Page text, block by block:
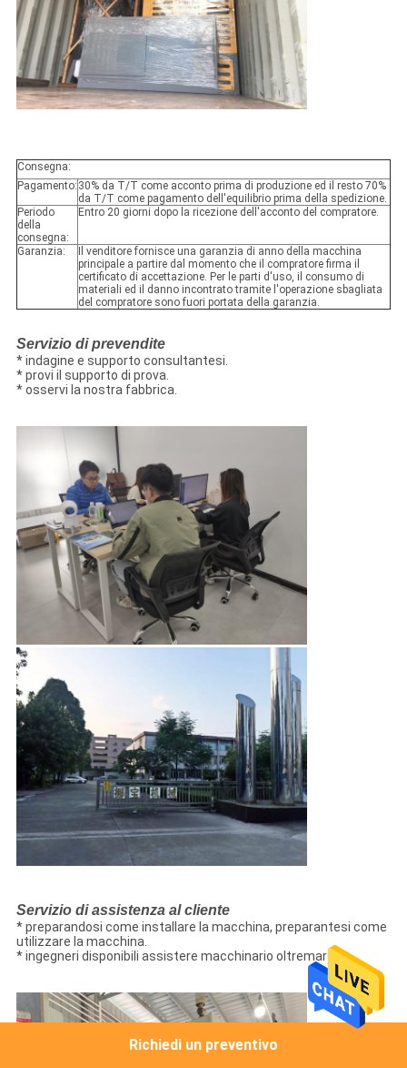
Consegna:
Pagamento: 30% da T/T come acconto prima di produzione ed il resto 70%
da T/T come pagamento dell'equilibrio prima della spedizione.
Periodo
della
consegna:
Entro 20 giorni dopo la ricezione dell'acconto del compratore.
Garanzia:
Il venditore fornisce una garanzia di anno della macchina
principale a partire dal momento che il compratore firma il
certificato di accettazione. Per le parti d'uso, il consumo di
materiali ed il danno incontrato tramite l'operazione sbagliata
del compratore sono fuori portata della garanzia.
Servizio di prevendite
* indagine e supporto consultantesi.
* provi il supporto di prova.
* osservi la nostra fabbrica.
Servizio di assistenza al cliente
* preparandosi come installare la macchina, preparantesi come
utilizzare la macchina.
* ingegneri disponibili assistere macchinario oltremare.
Richiedi un preventivo